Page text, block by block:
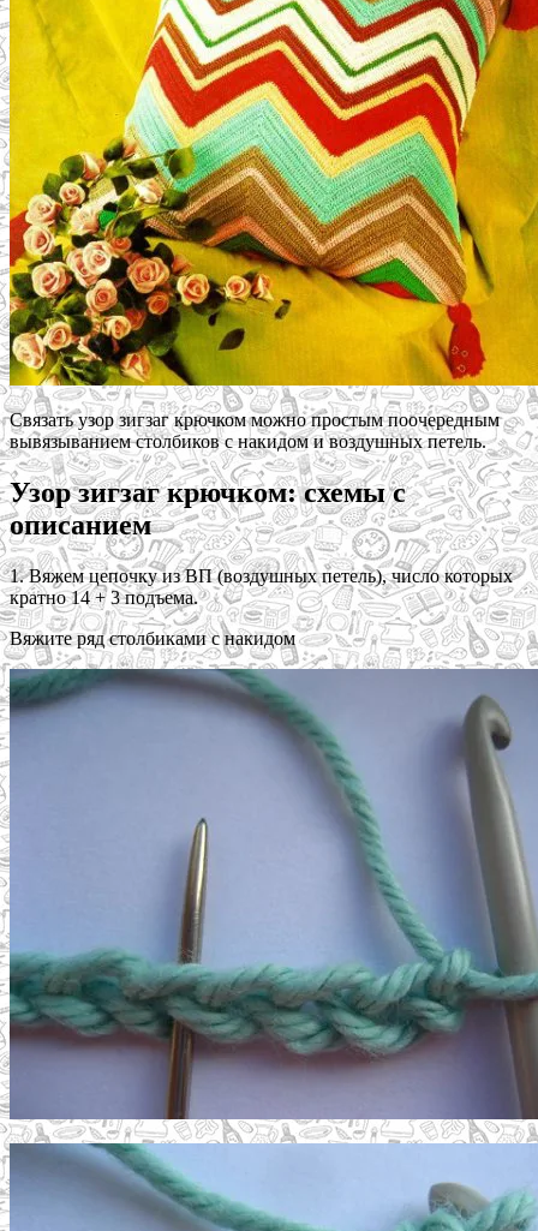
Связать узор зигзаг крючком можно простым поочередным
вывязыванием столбиков с накидом и воздушных петель.
Узор зигзаг крючком: схемы с
описанием
1. Вяжем цепочку из ВП (воздушных петель), число которых
кратно 14 + 3 подъема.
Вяжите ряд столбиками с накидом